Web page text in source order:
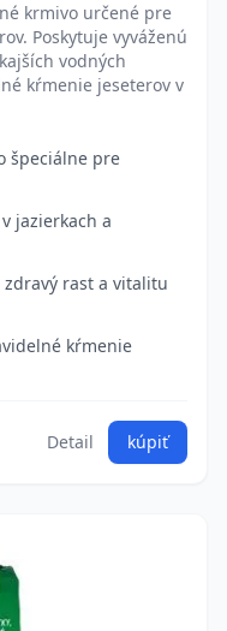
krmivo určené pre
Poskytuje vyváženú
vodných
kŕmenie jeseterov v
špeciálne pre
jazierkach a
rast a vitalitu
kŕmenie
Detail kúpiť